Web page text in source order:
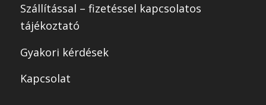
Szállítással – fizetéssel kapcsolatos
tájékoztató
Gyakori kérdések
Kapcsolat